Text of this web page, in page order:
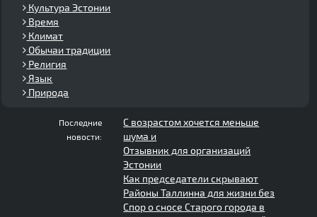
Культура Эстонии
Время
Климат
Обычаи традиции
Религия
Язык
Природа
Последние
новости:
С возрастом хочется меньше
шума и
Отзывник для организаций
Эстонии
Как председатели скрывают
Районы Таллинна для жизни без
Спор о сносе Старого города в